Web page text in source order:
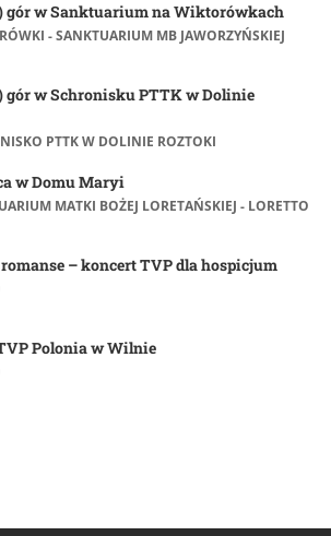
gór w Sanktuarium na Wiktorówkach
- SANKTUARIUM MB JAWORZYŃSKIEJ
gór w Schronisku PTTK w Dolinie
PTTK W DOLINIE ROZTOKI
w Domu Maryi
MATKI BOŻEJ LORETAŃSKIEJ - LORETTO
– koncert TVP dla hospicjum
Polonia w Wilnie